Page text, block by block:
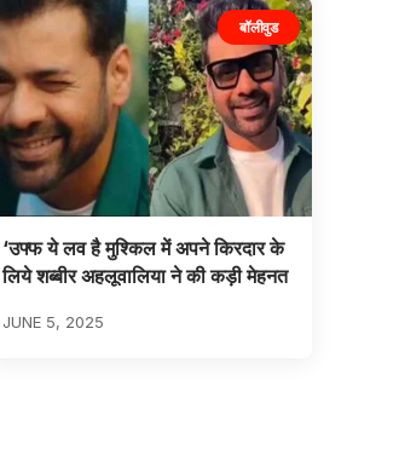
बॉलीवुड
‘उफ्फ ये लव है मुश्किल में अपने किरदार के
लिये शब्बीर अहलूवालिया ने की कड़ी मेहनत
JUNE 5, 2025